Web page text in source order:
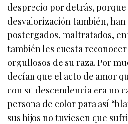
desprecio por detrás, porque
desvalorización también,
postergados, maltratados,
también les cuesta
orgullosos de su raza. Por
decían que el acto de amor
con su descendencia era no
persona de color para así
sus hijos no tuviesen que